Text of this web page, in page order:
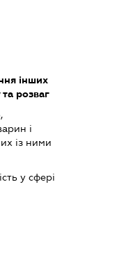
інших
та розваг
і
із ними
у сфері